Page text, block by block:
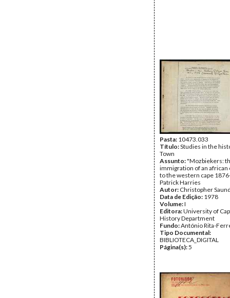
Pasta: 10473.033
Título:Studies in the
Town
Assunto:"Mozbiekers:
immigration of an
to the western cape
Patrick Harries
Autor: Christopher
Data de Edição: 1978
Volume:I
Editora:University of
History Department
Fundo:António Rita-
Tipo Documental:
BIBLIOTECA_DIGITAL
Página(s):5